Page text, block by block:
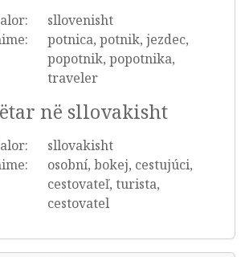
sllovenisht
potnica, potnik, jezdec,
popotnik, popotnika,
traveler
në sllovakisht
sllovakisht
osobní, bokej, cestujúci,
cestovateľ, turista,
cestovatel